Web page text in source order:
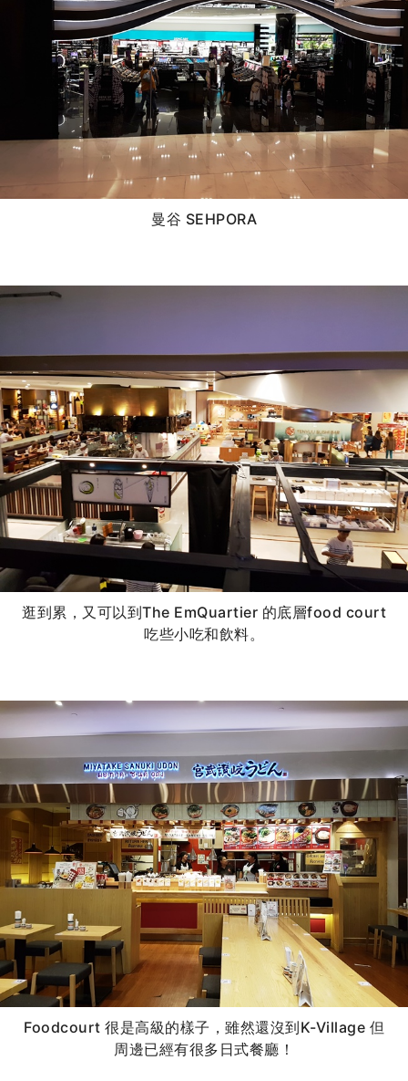
曼谷 SEHPORA
逛到累，又可以到The EmQuartier 的底層food court
吃些小吃和飲料。
Foodcourt 很是高級的樣子，雖然還沒到K-Village 但
周邊已經有很多日式餐廳！